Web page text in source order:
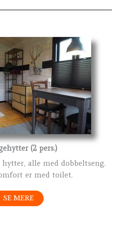
(2 pers.)
alle med dobbeltseng.
er med toilet.
SE MERE